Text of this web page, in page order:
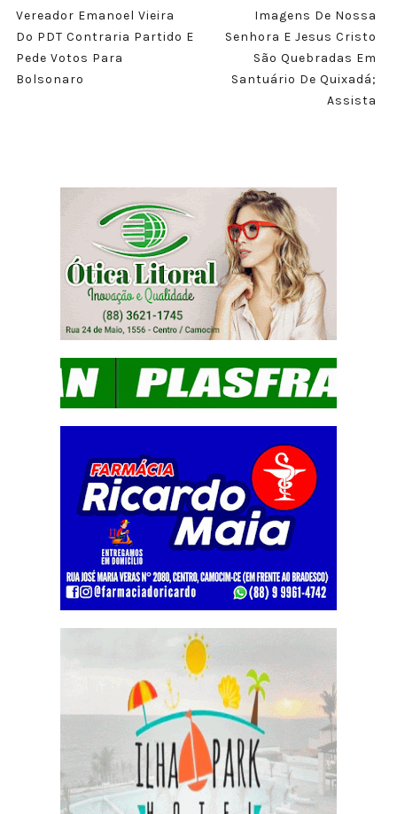
Vereador Emanoel Vieira
Do PDT Contraria Partido E
Pede Votos Para
Bolsonaro
Imagens De Nossa
Senhora E Jesus Cristo
São Quebradas Em
Santuário De Quixadá;
Assista